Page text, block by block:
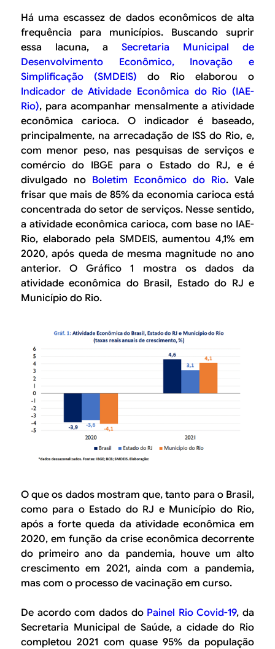
Há uma escassez de dados econômicos de alta
frequência para municípios. Buscando suprir
essa lacuna, a Secretaria Municipal de
Desenvolvimento Econômico, Inovação e
Simplificação (SMDEIS) do Rio elaborou o
Indicador de Atividade Econômica do Rio (IAE-
Rio), para acompanhar mensalmente a atividade
econômica carioca. O indicador é baseado,
principalmente, na arrecadação de ISS do Rio, e,
com menor peso, nas pesquisas de serviços e
comércio do IBGE para o Estado do RJ, e é
divulgado no Boletim Econômico do Rio. Vale
frisar que mais de 85% da economia carioca está
concentrada do setor de serviços. Nesse sentido,
a atividade econômica carioca, com base no IAE-
Rio, elaborado pela SMDEIS, aumentou 4,1% em
2020, após queda de mesma magnitude no ano
anterior. O Gráfico 1 mostra os dados da
atividade econômica do Brasil, Estado do RJ e
Município do Rio.
O que os dados mostram que, tanto para o Brasil,
como para o Estado do RJ e Município do Rio,
após a forte queda da atividade econômica em
2020, em função da crise econômica decorrente
do primeiro ano da pandemia, houve um alto
crescimento em 2021, ainda com a pandemia,
mas com o processo de vacinação em curso.
De acordo com dados do Painel Rio Covid-19, da
Secretaria Municipal de Saúde, a cidade do Rio
completou 2021 com quase 95% da população